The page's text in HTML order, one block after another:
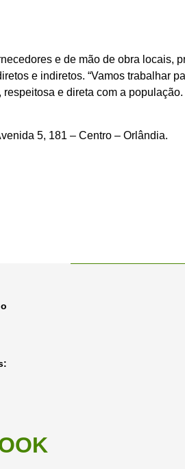
e de mão de obra locais,
e indiretos. “Vamos trabalhar
e direta com a
5, 181 – Centro – Orlândia.